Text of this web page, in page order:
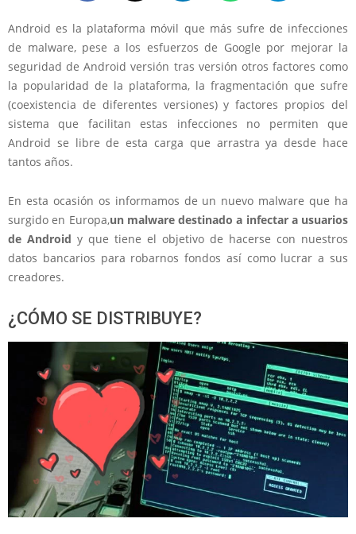
Android es la plataforma móvil que más sufre de infecciones
de malware, pese a los esfuerzos de Google por mejorar la
seguridad de Android versión tras versión otros factores como
la popularidad de la plataforma, la fragmentación que sufre
(coexistencia de diferentes versiones) y factores propios del
sistema que facilitan estas infecciones no permiten que
Android se libre de esta carga que arrastra ya desde hace
tantos años.
En esta ocasión os informamos de un nuevo malware que ha
surgido en Europa,un malware destinado a infectar a usuarios
de Android y que tiene el objetivo de hacerse con nuestros
datos bancarios para robarnos fondos así como lucrar a sus
creadores.
¿CÓMO SE DISTRIBUYE?